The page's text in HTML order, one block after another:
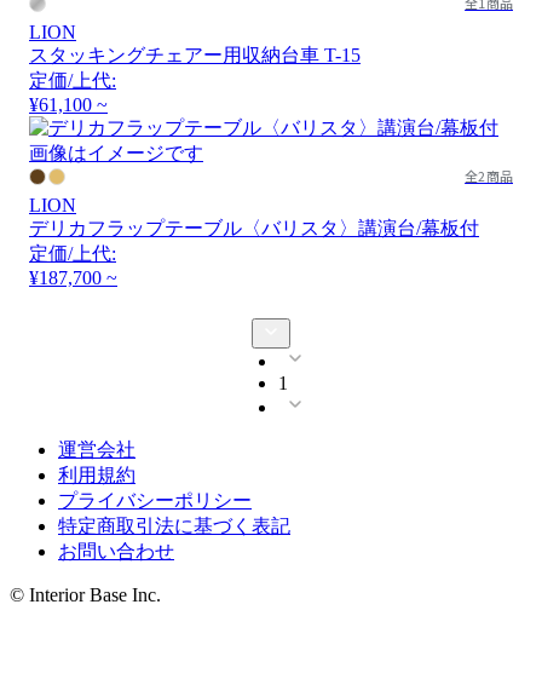
LION
スタッキングチェアー用収納台車 T-15
定価/上代:
¥61,100 ~
画像はイメージです
全2商品
LION
デリカフラップテーブル〈バリスタ〉講演台/幕板付
定価/上代:
¥187,700 ~
1
運営会社
利用規約
プライバシーポリシー
特定商取引法に基づく表記
お問い合わせ
© Interior Base Inc.